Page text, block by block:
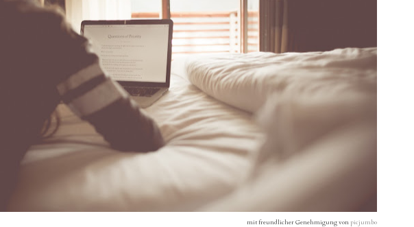
mit freundlicher Genehmigung von picjumbo